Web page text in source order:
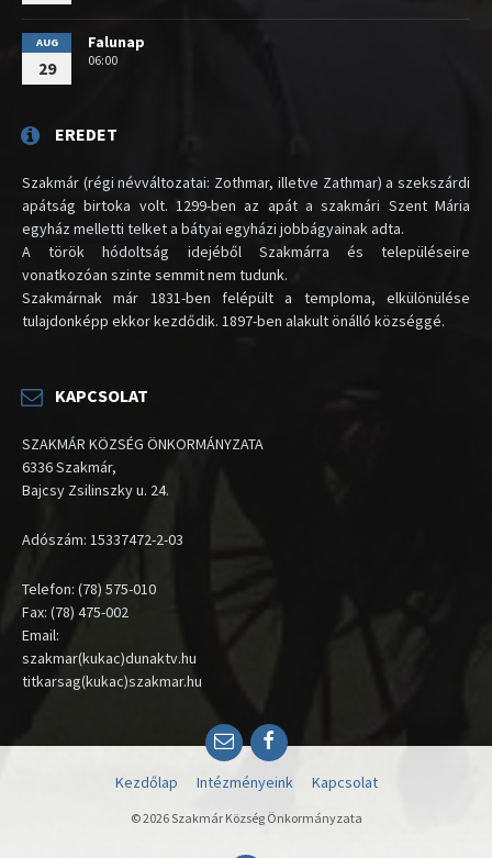
AUG
29
Falunap
06:00
EREDET
Szakmár (régi névváltozatai: Zothmar, illetve Zathmar) a szekszárdi
apátság birtoka volt. 1299-ben az apát a szakmári Szent Mária
egyház melletti telket a bátyai egyházi jobbágyainak adta.
A török hódoltság idejéből Szakmárra és településeire
vonatkozóan szinte semmit nem tudunk.
Szakmárnak már 1831-ben felépült a temploma, elkülönülése
tulajdonképp ekkor kezdődik. 1897-ben alakult önálló községgé.
KAPCSOLAT
SZAKMÁR KÖZSÉG ÖNKORMÁNYZATA
6336 Szakmár,
Bajcsy Zsilinszky u. 24.
Adószám: 15337472-2-03
Telefon: (78) 575-010
Fax: (78) 475-002
Email:
szakmar(kukac)dunaktv.hu
titkarsag(kukac)szakmar.hu
EmailFacebook
Kezdőlap Intézményeink Kapcsolat
© 2026 Szakmár Község Önkormányzata